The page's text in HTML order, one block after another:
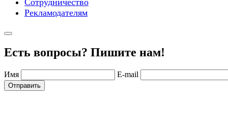
Рекламодателям
Есть вопросы? Пишите нам!
Имя E-mail